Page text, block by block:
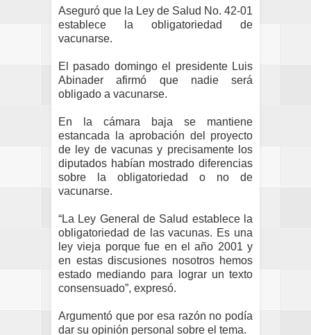
Aseguró que la Ley de Salud No. 42-01
establece la obligatoriedad de
vacunarse.
El pasado domingo el presidente Luis
Abinader afirmó que nadie será
obligado a vacunarse.
En la cámara baja se mantiene
estancada la aprobación del proyecto
de ley de vacunas y precisamente los
diputados habían mostrado diferencias
sobre la obligatoriedad o no de
vacunarse.
“La Ley General de Salud establece la
obligatoriedad de las vacunas. Es una
ley vieja porque fue en el año 2001 y
en estas discusiones nosotros hemos
estado mediando para lograr un texto
consensuado”, expresó.
Argumentó que por esa razón no podía
dar su opinión personal sobre el tema.